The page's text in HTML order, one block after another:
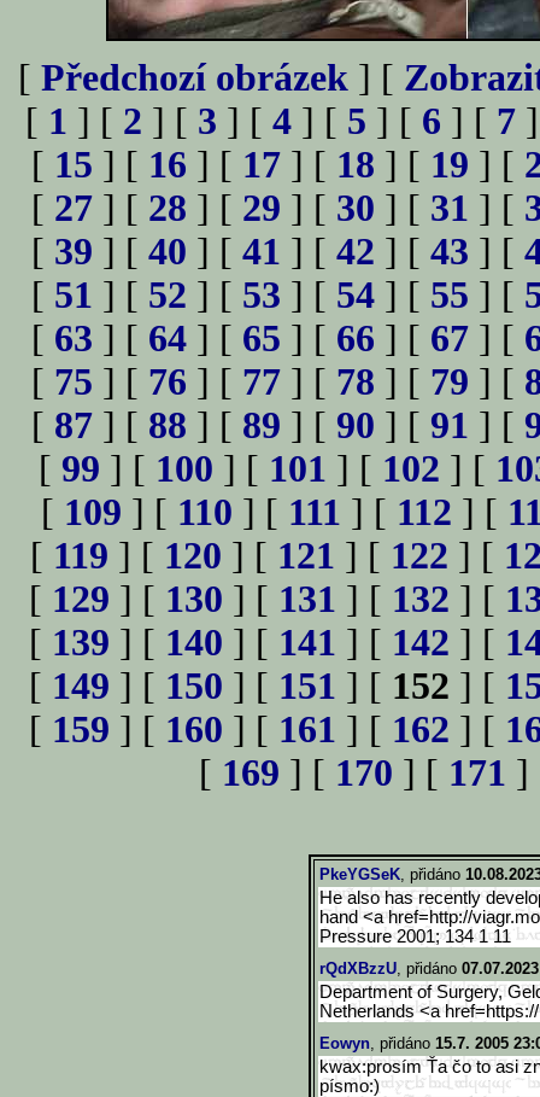
[ Předchozí obrázek ] [
[ 1 ] [ 2 ] [ 3 ] [ 4 ] [ 5 ] [ 6 ] [ 7
[ 15 ] [ 16 ] [ 17 ] [ 18 ] [ 19 ] [
[ 27 ] [ 28 ] [ 29 ] [ 30 ] [ 31 ] [
[ 39 ] [ 40 ] [ 41 ] [ 42 ] [ 43 ] [
[ 51 ] [ 52 ] [ 53 ] [ 54 ] [ 55 ] [
[ 63 ] [ 64 ] [ 65 ] [ 66 ] [ 67 ] [
[ 75 ] [ 76 ] [ 77 ] [ 78 ] [ 79 ] [
[ 87 ] [ 88 ] [ 89 ] [ 90 ] [ 91 ] [
[ 99 ] [ 100 ] [ 101 ] [ 102 ] [
[ 109 ] [ 110 ] [ 111 ] [ 112 ] [
[ 119 ] [ 120 ] [ 121 ] [ 122 ] [
[ 129 ] [ 130 ] [ 131 ] [ 132 ] [
[ 139 ] [ 140 ] [ 141 ] [ 142 ] [
[ 149 ] [ 150 ] [ 151 ] [ 152 ] [
[ 159 ] [ 160 ] [ 161 ] [ 162 ] [
[ 169 ] [ 170 ] [ 171 ]
PkeYGSeK, přidáno
He also has recently
hand <a href=http://
Pressure 2001; 134 1 11
rQdXBzzU, přidáno
Department of Surgery,
Netherlands <a
Eowyn, přidáno 15.7. 2005
kwax:prosím Ťa čo to asi
písmo:)